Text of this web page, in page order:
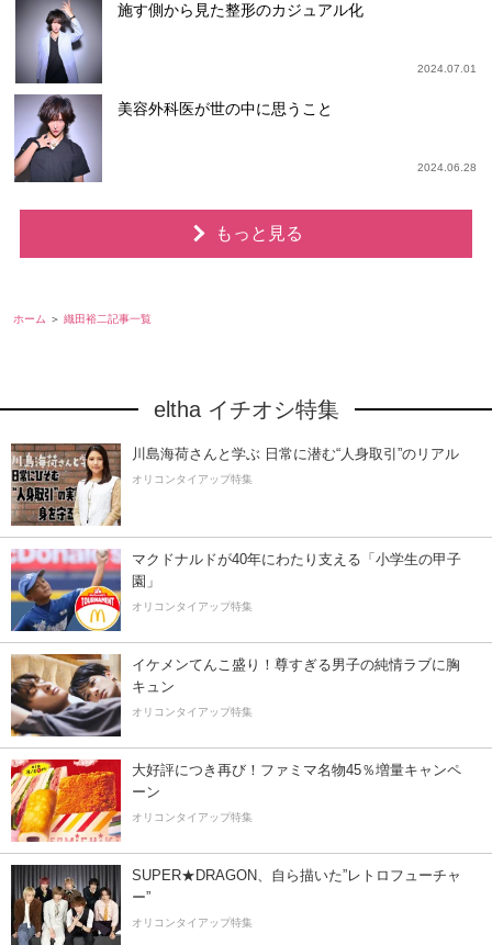
施す側から見た整形のカジュアル化
2024.07.01
美容外科医が世の中に思うこと
2024.06.28
もっと見る
ホーム 織田裕二記事一覧
eltha イチオシ特集
川島海荷さんと学ぶ 日常に潜む“人身取引”のリアル
オリコンタイアップ特集
マクドナルドが40年にわたり支える「小学生の甲子
園」
オリコンタイアップ特集
イケメンてんこ盛り！尊すぎる男子の純情ラブに胸
キュン
オリコンタイアップ特集
大好評につき再び！ファミマ名物45％増量キャンペ
ーン
オリコンタイアップ特集
SUPER★DRAGON、自ら描いた”レトロフューチャ
ー”
オリコンタイアップ特集